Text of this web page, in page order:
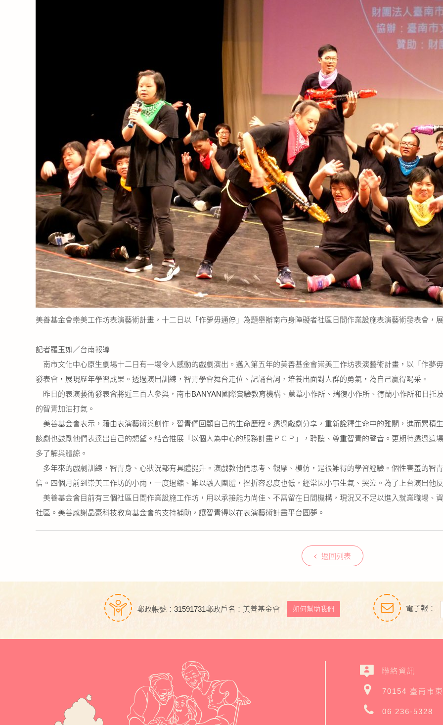
美善基金會崇美工作坊表演藝術計畫，十二日以「作夢毋通停」為題舉辦南市身障礙者社區日間作業設施表演藝術發表會，
記者羅玉如／台南報導
南市文化中心原生劇場十二日有一場令人感動的戲劇演出。邁入第五年的美善基金會崇美工作坊表演藝術計畫，以「作夢
發表會，展現歷年學習成果。透過演出訓練，智青學會舞台走位、記誦台詞，培養出面對人群的勇氣，為自己贏得喝采。
昨日的表演藝術發表會將近三百人參與，南市BANYAN國際實驗教育機構、蘆葦小作所、瑞復小作所、德蘭小作所和日托
的智青加油打氣。
美善基金會表示，藉由表演藝術與創作，智青們回顧自己的生命歷程。透過戲劇分享，重新詮釋生命中的難關，進而累積
該劇也鼓勵他們表達出自己的想望。結合推展「以個人為中心的服務計畫ＰＣＰ」，聆聽、尊重智青的聲音。更期待透過這
多了解與體諒。
多年來的戲劇訓練，智青身、心狀況都有具體提升。演戲教他們思考、觀摩、模仿，是很難得的學習經驗。個性害羞的智
信。四個月前到崇美工作坊的小雨，一度退縮、難以融入團體，挫折容忍度也低，經常因小事生氣、哭泣。為了上台演出他
美善基金會目前有三個社區日間作業設施工作坊，用以承接能力尚佳、不需留在日間機構，現況又不足以進入就業職場、
社區。美善感謝晶豪科技教育基金會的支持補助，讓智青得以在表演藝術計畫平台圓夢。
返回列表
郵政帳號：31591731郵政戶名：美善基金會 如何幫助我們 電子報：
聯絡資訊
70154 臺南市
06 236-5328